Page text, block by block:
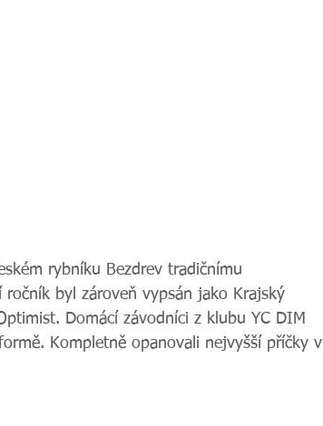
rybníku Bezdrev tradičnímu
byl zároveň vypsán jako Krajský
Domácí závodníci z klubu YC DIM
Kompletně opanovali nejvyšší příčky v